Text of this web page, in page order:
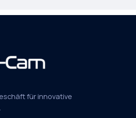
für innovative